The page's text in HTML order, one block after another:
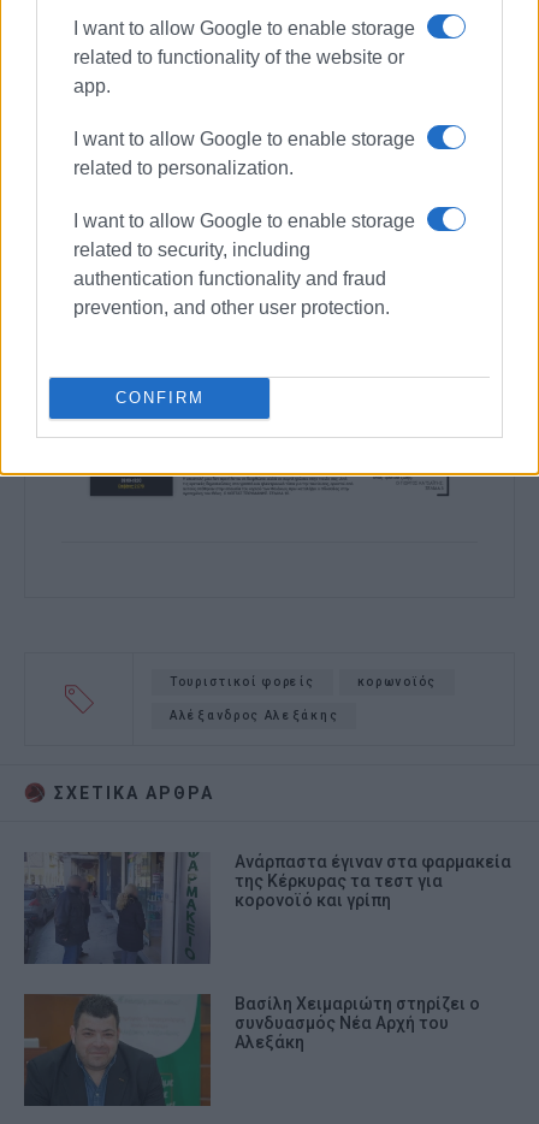
I want to allow Google to enable storage
related to functionality of the website or
app.
I want to allow Google to enable storage
related to personalization.
I want to allow Google to enable storage
related to security, including
authentication functionality and fraud
prevention, and other user protection.
CONFIRM
Τουριστικοί φορείς κορωνοϊός
Αλέξανδρος Αλεξάκης
ΣΧΕΤΙΚA AΡΘΡΑ
Ανάρπαστα έγιναν στα φαρμακεία
της Κέρκυρας τα τεστ για
κορονοϊό και γρίπη
Βασίλη Χειμαριώτη στηρίζει ο
συνδυασμός Νέα Αρχή του
Αλεξάκη